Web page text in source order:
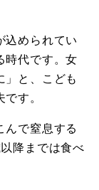
込められてい
時代です。女
」と、こども
す。
んで窒息する
降までは食べ